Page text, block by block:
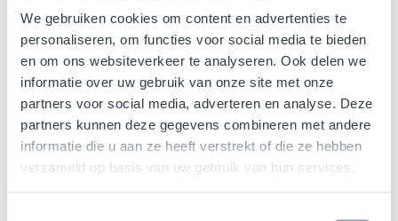
We gebruiken cookies om content en advertenties te
personaliseren, om functies voor social media te bieden
en om ons websiteverkeer te analyseren. Ook delen we
informatie over uw gebruik van onze site met onze
partners voor social media, adverteren en analyse. Deze
partners kunnen deze gegevens combineren met andere
informatie die u aan ze heeft verstrekt of die ze hebben
verzameld op basis van uw gebruik van hun services.
Gegevensverwerking is essentieel voor het
maximaliseren van het potentieel van RFID-
technologie, waardoor geïnformeerde
besluitvorming en procesautomatisering
mogelijk worden.
5. Actie: Activering van